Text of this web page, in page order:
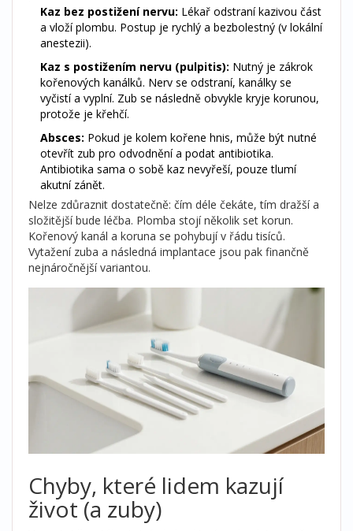
Kaz bez postižení nervu: Lékař odstraní kazivou část
a vloží plombu. Postup je rychlý a bezbolestný (v lokální
anestezii).
Kaz s postižením nervu (pulpitis): Nutný je zákrok
kořenových kanálků. Nerv se odstraní, kanálky se
vyčistí a vyplní. Zub se následně obvykle kryje korunou,
protože je křehčí.
Absces: Pokud je kolem kořene hnis, může být nutné
otevřít zub pro odvodnění a podat antibiotika.
Antibiotika sama o sobě kaz nevyřeší, pouze tlumí
akutní zánět.
Nelze zdůraznit dostatečně: čím déle čekáte, tím dražší a
složitější bude léčba. Plomba stojí několik set korun.
Kořenový kanál a koruna se pohybují v řádu tisíců.
Vytažení zuba a následná implantace jsou pak finančně
nejnáročnější variantou.
Chyby, které lidem kazují
život (a zuby)